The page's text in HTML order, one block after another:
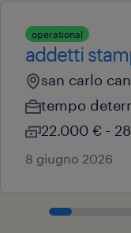
operational
addetti
san carlo
tempo
22.000 € -
8 giugno 2026